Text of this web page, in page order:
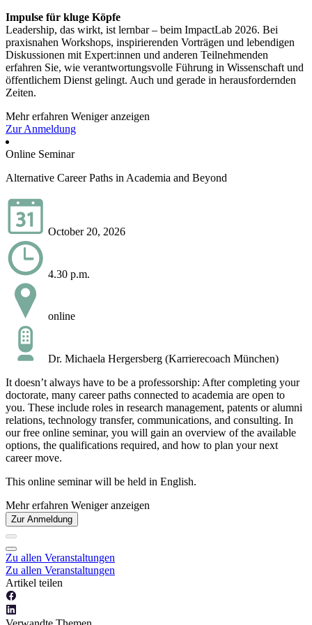
Impulse für kluge Köpfe
Leadership, das wirkt, ist lernbar – beim ImpactLab 2026. Bei
praxisnahen Workshops, inspirierenden Vorträgen und lebendigen
Diskussionen mit Expert:innen und anderen Teilnehmenden
erfahren Sie, wie verantwortungsvolle Führung in Wissenschaft und
öffentlichem Dienst gelingt. Auch und gerade in herausfordernden
Zeiten.
Mehr erfahren Weniger anzeigen
Zur Anmeldung
Online Seminar
Alternative Career Paths in Academia and Beyond
October 20, 2026
4.30 p.m.
online
Dr. Michaela Hergersberg (Karrierecoach München)
It doesn’t always have to be a professorship: After completing your
doctorate, many career paths connected to academia are open to
you. These include roles in research management, patents or alumni
relations, technology transfer, communications, and consulting. In
our free online seminar, you will gain an overview of the available
options, the qualifications required, and how to plan your next
career move.
This online seminar will be held in English.
Mehr erfahren Weniger anzeigen
Zur Anmeldung
Zu allen Veranstaltungen
Zu allen Veranstaltungen
Artikel teilen